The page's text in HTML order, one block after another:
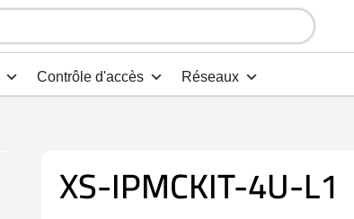
Contrôle d'accès Réseaux
XS-IPMCKIT-4U-L1